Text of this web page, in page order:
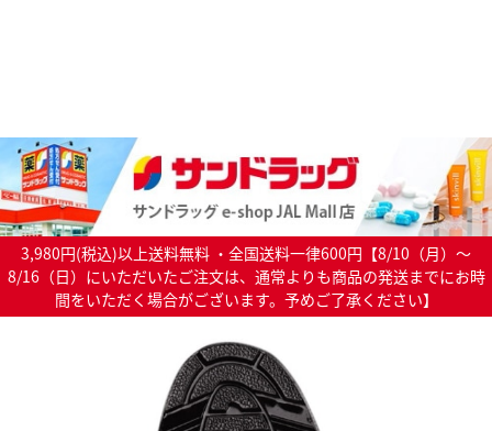
3,980円(税込)以上送料無料 ・全国送料一律600円【8/10（月）～
8/16（日）にいただいたご注文は、通常よりも商品の発送までにお時
間をいただく場合がございます。予めご了承ください】